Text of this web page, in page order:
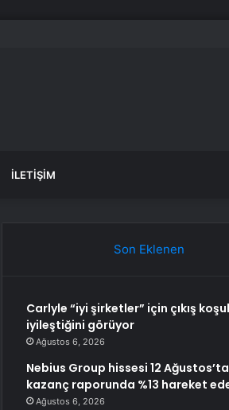
İLETIŞIM
Son Eklenen
Carlyle “iyi şirketler” için çıkış
iyileştiğini görüyor
Ağustos 6, 2026
Nebius Group hissesi 12
kazanç raporunda %13 hareket
Ağustos 6, 2026